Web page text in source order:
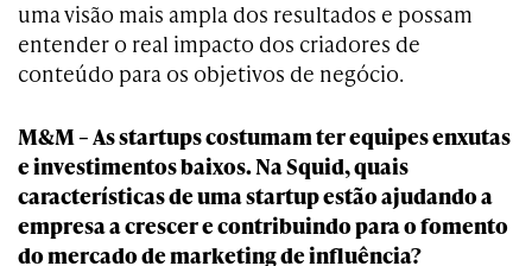
uma visão mais ampla dos resultados e possam
entender o real impacto dos criadores de
conteúdo para os objetivos de negócio.
M&M – As startups costumam ter equipes enxutas
e investimentos baixos. Na Squid, quais
características de uma startup estão ajudando a
empresa a crescer e contribuindo para o fomento
do mercado de marketing de influência?